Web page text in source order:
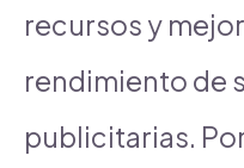
recursos y
rendimiento de
publicitarias.